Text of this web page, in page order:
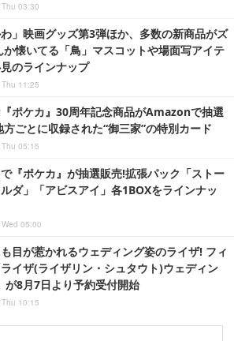
03:30
わ」映画グッズ第3弾ほか、多数の新商品がズ
か懐いてる「鳥」マスコットや場面写アイテ
のラインナップ
11:25
ポケカ』30周年記念商品がAmazonで抽選
ごとに収録された“御三家”の特別カード
05:15
『ポケカ』が抽選販売!拡張パック「ストー
ダ」「アビスアイ」各1BOXをラインナッ
05:00
目が惹かれるウェディング姿のライザ! フィ
イザ(ライザリン・シュタウト)ウェディン
が8月7日より予約受付開始
10:15